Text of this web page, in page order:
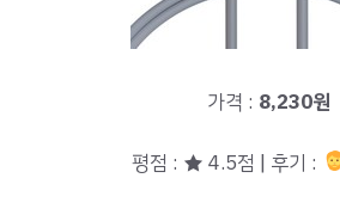
가격 : 8,230원
평점 : ★ 4.5점 | 후기 :